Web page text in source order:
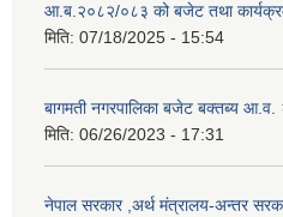
आ.ब.२०८२/०८३ को बजेट तथा
मिति: 07/18/2025 - 15:54
बागमती नगरपालिका बजेट बक्तब्य
मिति: 06/26/2023 - 17:31
नेपाल सरकार ,अर्थ मंत्रालय-अन्तर